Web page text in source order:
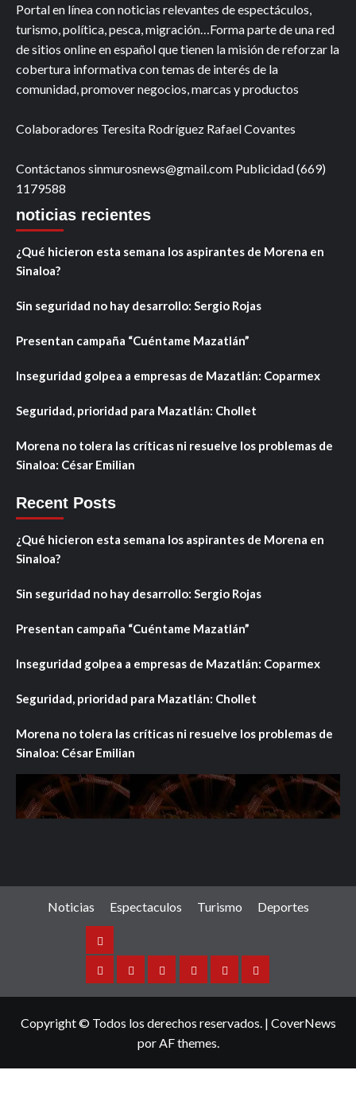
Portal en línea con noticias relevantes de espectáculos,
turismo, política, pesca, migración…Forma parte de una red
de sitios online en español que tienen la misión de reforzar la
cobertura informativa con temas de interés de la
comunidad, promover negocios, marcas y productos
Colaboradores Teresita Rodríguez Rafael Covantes
Contáctanos sinmurosnews@gmail.com Publicidad (669)
1179588
noticias recientes
¿Qué hicieron esta semana los aspirantes de Morena en
Sinaloa?
Sin seguridad no hay desarrollo: Sergio Rojas
Presentan campaña “Cuéntame Mazatlán”
Inseguridad golpea a empresas de Mazatlán: Coparmex
Seguridad, prioridad para Mazatlán: Chollet
Morena no tolera las críticas ni resuelve los problemas de
Sinaloa: César Emilian
Recent Posts
¿Qué hicieron esta semana los aspirantes de Morena en
Sinaloa?
Sin seguridad no hay desarrollo: Sergio Rojas
Presentan campaña “Cuéntame Mazatlán”
Inseguridad golpea a empresas de Mazatlán: Coparmex
Seguridad, prioridad para Mazatlán: Chollet
Morena no tolera las críticas ni resuelve los problemas de
Sinaloa: César Emilian
Noticias Espectaculos Turismo Deportes
Noticias
SinaloaNacionalInternacionalEspectaculos
TurismoDeportes
Copyright © Todos los derechos reservados. | CoverNews
por AF themes.